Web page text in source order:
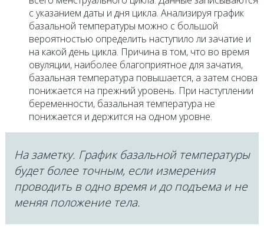
с указанием даты и дня цикла. Анализируя график
базальной температуры можно с большой
вероятностью определить наступило ли зачатие и
на какой день цикла. Причина в том, что во время
овуляции, наиболее благоприятное для зачатия,
базальная температура повышается, а затем снова
понижается на прежний уровень. При наступлении
беременности, базальная температура не
понижается и держится на одном уровне.
На заметку. График базальной температуры
будет более точным, если измерения
проводить в одно время и до подъема и не
меняя положение тела.